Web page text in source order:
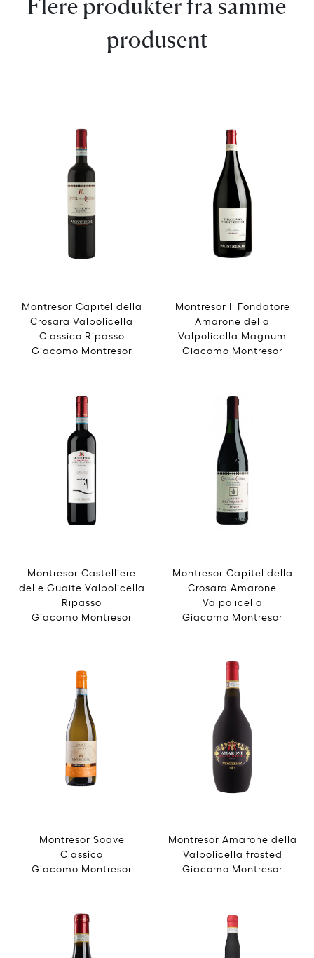
Flere produkter fra samme
produsent
Montresor Capitel della
Crosara Valpolicella
Classico Ripasso
Giacomo Montresor
Montresor Il Fondatore
Amarone della
Valpolicella Magnum
Giacomo Montresor
Montresor Castelliere
delle Guaite Valpolicella
Ripasso
Giacomo Montresor
Montresor Capitel della
Crosara Amarone
Valpolicella
Giacomo Montresor
Montresor Soave
Classico
Giacomo Montresor
Montresor Amarone della
Valpolicella frosted
Giacomo Montresor